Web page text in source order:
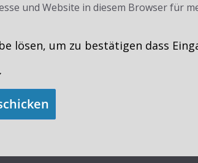
und Website in diesem Browser für
lösen, um zu bestätigen dass